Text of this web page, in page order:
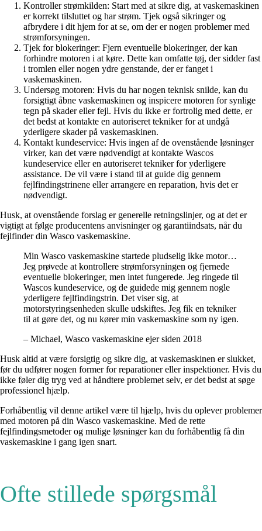
Kontroller strømkilden: Start med at sikre dig, at vaskemaskinen
er korrekt tilsluttet og har strøm. Tjek også sikringer og
afbrydere i dit hjem for at se, om der er nogen problemer med
strømforsyningen.
Tjek for blokeringer: Fjern eventuelle blokeringer, der kan
forhindre motoren i at køre. Dette kan omfatte tøj, der sidder fast
i tromlen eller nogen ydre genstande, der er fanget i
vaskemaskinen.
Undersøg motoren: Hvis du har nogen teknisk snilde, kan du
forsigtigt åbne vaskemaskinen og inspicere motoren for synlige
tegn på skader eller fejl. Hvis du ikke er fortrolig med dette, er
det bedst at kontakte en autoriseret tekniker for at undgå
yderligere skader på vaskemaskinen.
Kontakt kundeservice: Hvis ingen af de ovenstående løsninger
virker, kan det være nødvendigt at kontakte Wascos
kundeservice eller en autoriseret tekniker for yderligere
assistance. De vil være i stand til at guide dig gennem
fejlfindingstrinene eller arrangere en reparation, hvis det er
nødvendigt.
Husk, at ovenstående forslag er generelle retningslinjer, og at det er
vigtigt at følge producentens anvisninger og garantiindsats, når du
fejlfinder din Wasco vaskemaskine.
Min Wasco vaskemaskine startede pludselig ikke motor…
Jeg prøvede at kontrollere strømforsyningen og fjernede
eventuelle blokeringer, men intet fungerede. Jeg ringede til
Wascos kundeservice, og de guidede mig gennem nogle
yderligere fejlfindingstrin. Det viser sig, at
motorstyringsenheden skulle udskiftes. Jeg fik en tekniker
til at gøre det, og nu kører min vaskemaskine som ny igen.
– Michael, Wasco vaskemaskine ejer siden 2018
Husk altid at være forsigtig og sikre dig, at vaskemaskinen er slukket,
før du udfører nogen former for reparationer eller inspektioner. Hvis du
ikke føler dig tryg ved at håndtere problemet selv, er det bedst at søge
professionel hjælp.
Forhåbentlig vil denne artikel være til hjælp, hvis du oplever problemer
med motoren på din Wasco vaskemaskine. Med de rette
fejlfindingsmetoder og mulige løsninger kan du forhåbentlig få din
vaskemaskine i gang igen snart.
Ofte stillede spørgsmål